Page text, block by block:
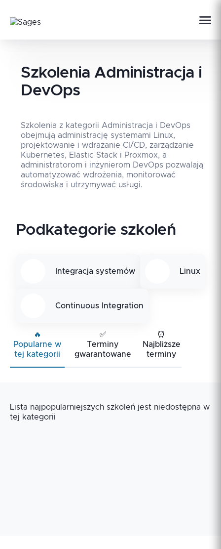
Szkolenia Administracja i
DevOps
Szkolenia z kategorii Administracja i DevOps
obejmują administrację systemami Linux,
projektowanie i wdrażanie CI/CD, zarządzanie
Kubernetes, Elastic Stack i Proxmox, a
administratorom i inżynierom DevOps pozwalają
automatyzować wdrożenia, monitorować
środowiska i utrzymywać usługi.
Podkategorie szkoleń
Integracja systemów Linux
Continuous Integration
🔥
Popularne w
tej kategorii
✅
Terminy
gwarantowane
⏰
Najbliższe
terminy
Lista najpopularniejszych szkoleń jest niedostępna w
tej kategorii